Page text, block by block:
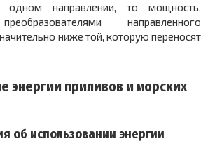
одном направлении, то мощность,
направленного
ниже той, которую переносят
энергии приливов и морских
об использовании энергии